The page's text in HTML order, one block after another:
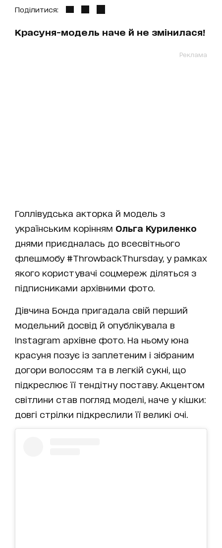
Поділитися:
Красуня-модель наче й не змінилася!
Реклама
Голлівудська акторка й модель з
українським корінням Ольга Куриленко
днями приєдналась до всесвітнього
флешмобу #ThrowbackThursday, у рамках
якого користувачі соцмереж діляться з
підписниками архівними фото.
Дівчина Бонда пригадала свій перший
модельний досвід й опублікувала в
Instagram архівне фото. На ньому юна
красуня позує із заплетеним і зібраним
догори волоссям та в легкій сукні, що
підкреслює її тендітну поставу. Акцентом
світлини став погляд моделі, наче у кішки:
довгі стрілки підкреслили її великі очі.